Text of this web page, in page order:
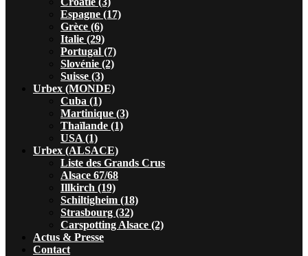
Espagne (17)
Grèce (6)
Italie (29)
Portugal (7)
Slovénie (2)
Suisse (3)
Urbex (MONDE)
Cuba (1)
Martinique (3)
Thaïlande (1)
USA (1)
Urbex (ALSACE)
Liste des Grands Crus
Alsace 67/68
Illkirch (19)
Schiltigheim (18)
Strasbourg (32)
Carspotting Alsace (2)
Actus & Presse
Contact